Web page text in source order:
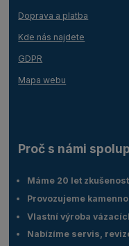
Doprava a platba
Kde nás najdete
GDPR
Mapa webu
Proč s námi
Máme 20 let
Provozujeme
Vlastní výroba
Nabízíme servis,